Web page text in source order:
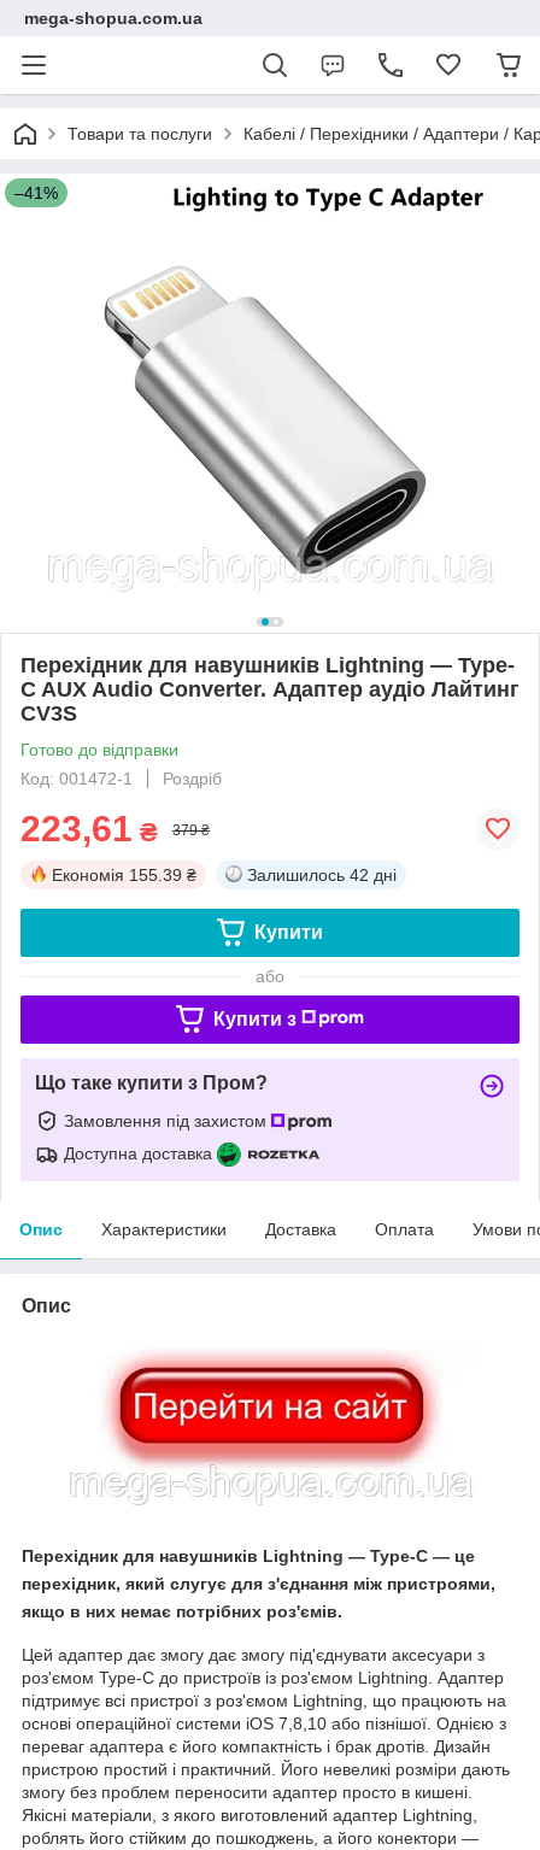
mega-shopua.com.ua
Товари та послуги Кабелі / Перехідники / Адаптери /
–41%
Перехідник для навушників Lightning — Type-
C AUX Audio Converter. Адаптер аудіо Лайтинг
CV3S
Готово до відправки
Код: 001472-1
Роздріб
223,61 ₴ 379 ₴
Економія 155.39 ₴ Залишилось 42 дні
Купити
або
Купити з
Що таке купити з Пром?
Замовлення під захистом
Доступна доставка
Опис Характеристики Доставка Оплата Умови
Опис
Перехідник для навушників Lightning — Type-C — це
перехідник, який слугує для з'єднання між пристроями,
якщо в них немає потрібних роз'ємів.
Цей адаптер дає змогу дає змогу під'єднувати аксесуари з
роз'ємом Type-C до пристроїв із роз'ємом Lightning. Адаптер
підтримує всі пристрої з роз'ємом Lightning, що працюють на
основі операційної системи iOS 7,8,10 або пізнішої. Однією з
переваг адаптера є його компактність і брак дротів. Дизайн
пристрою простий і практичний. Його невеликі розміри дають
змогу без проблем переносити адаптер просто в кишені.
Якісні матеріали, з якого виготовлений адаптер Lightning,
роблять його стійким до пошкоджень, а його конектори —